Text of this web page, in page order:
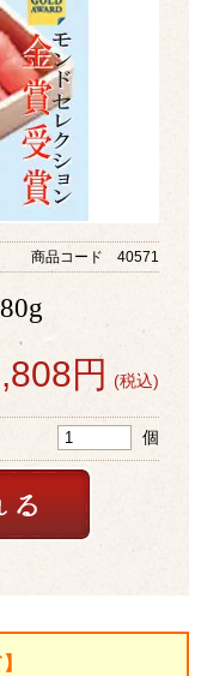
商品コード 40571
円 (税込)
個